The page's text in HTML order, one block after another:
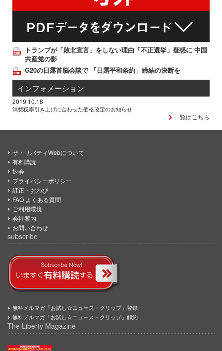
トランプが「敗北宣言」をしない理由「不正選挙」疑惑に 中国
共産党の影
G20の日露首脳会談で 「日露平和条約」締結の決断を
インフォメーション
2019.10.18
消費税率引き上げに合わせた価格改定のお知らせ
一覧はこちら
ザ・リバティWebについて
有料購読
退会
プライバシーポリシー
訂正・おわび
FAQ よくある質問
ご利用環境
会社案内
お問い合わせ
subscribe
無料メルマガ「お試し☆ニュース・クリップ」登録
無料メルマガ「お試し☆ニュース・クリップ」解約
The Liberty Magazine